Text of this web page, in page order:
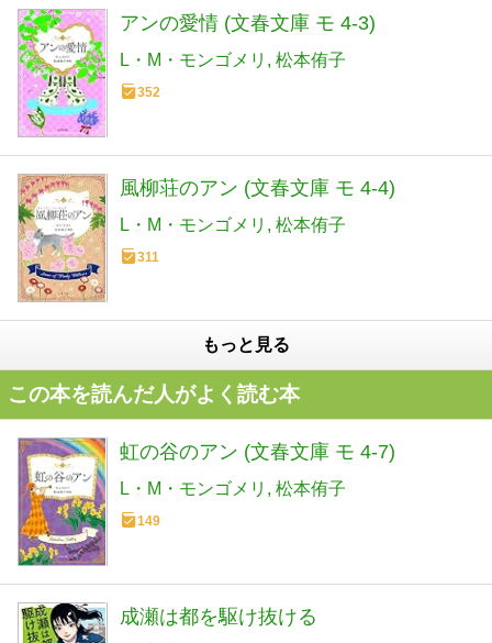
アンの愛情 (文春文庫 モ 4-3)
L・M・モンゴメリ 松本侑子
352
風柳荘のアン (文春文庫 モ 4-4)
L・M・モンゴメリ 松本侑子
311
もっと見る
この本を読んだ人がよく読む本
虹の谷のアン (文春文庫 モ 4-7)
L・M・モンゴメリ 松本侑子
149
成瀬は都を駆け抜ける